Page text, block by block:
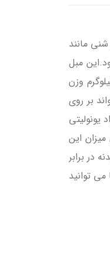
مبل شنی مانند
می رود.این مبل
گرد داشته و با نشستن بر روی مرکز آن می توانید فرم ظاهری محصول را با توجه به حالت بدن خود تغییر دهید. این مبل شنی از 6 کیلوگرم وزن
مبل شنی نداشته و محصول تا 180 کیلوگرم را می تواند بر روی
یونولیتی
این
در برابر
توانید